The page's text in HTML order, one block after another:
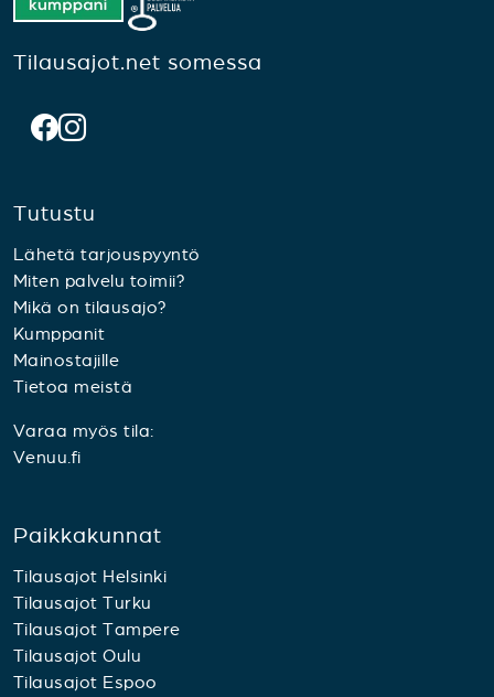
Tilausajot.net somessa
Tutustu
Lähetä tarjouspyyntö
Miten palvelu toimii?
Mikä on tilausajo?
Kumppanit
Mainostajille
Tietoa meistä
Varaa myös tila:
Venuu.fi
Paikkakunnat
Tilausajot Helsinki
Tilausajot Turku
Tilausajot Tampere
Tilausajot Oulu
Tilausajot Espoo